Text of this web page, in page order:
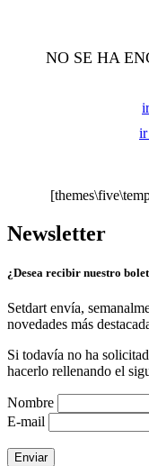
NO SE HA
ir
Newsletter
¿Desea recibir nuestro
Setdart envía,
novedades más
Si todavía no ha
hacerlo rellenando el
Nombre
E-mail